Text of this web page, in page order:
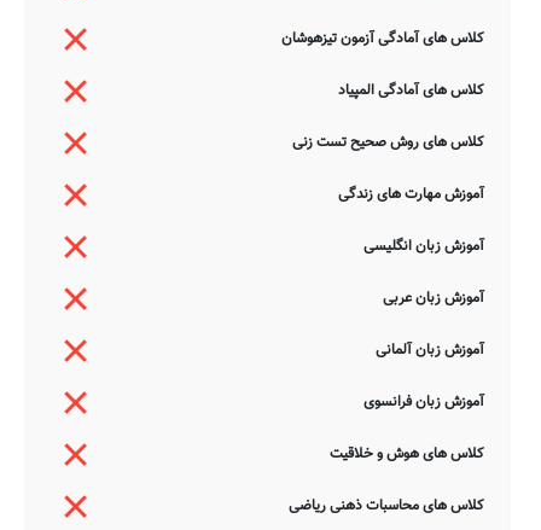
کلاس های آمادگی آزمون تیزهوشان
کلاس های آمادگی المپیاد
کلاس های روش صحیح تست زنی
آموزش مهارت های زندگی
آموزش زبان انگلیسی
آموزش زبان عربی
آموزش زبان آلمانی
آموزش زبان فرانسوی
کلاس های هوش و خلاقیت
کلاس های محاسبات ذهنی ریاضی